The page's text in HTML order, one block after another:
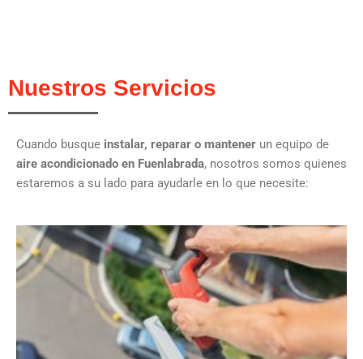
Nuestros Servicios
Cuando busque instalar, reparar o mantener un equipo de
aire acondicionado en Fuenlabrada, nosotros somos quienes
estaremos a su lado para ayudarle en lo que necesite: